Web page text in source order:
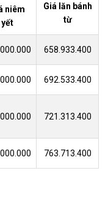
niêm
yết
Giá lăn bánh
từ
658.933.400
692.533.400
721.313.400
763.713.400